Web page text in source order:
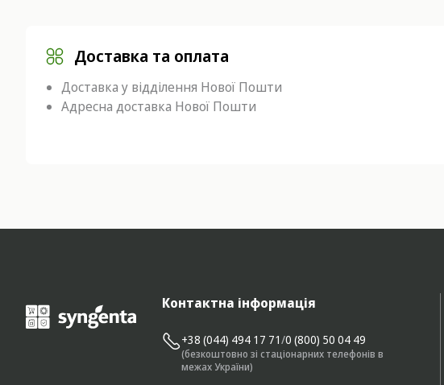
Доставка та оплата
Доставка у відділення Нової Пошти
Адресна доставка Нової Пошти
Контактна інформація
+38 (044) 494 17 71/0 (800) 50 04 49
(безкоштовно зі стаціонарних телефонів в
межах України)